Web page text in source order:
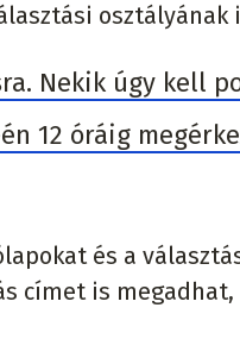
osztályának
Nekik úgy kell
12 óráig
és a
címet is